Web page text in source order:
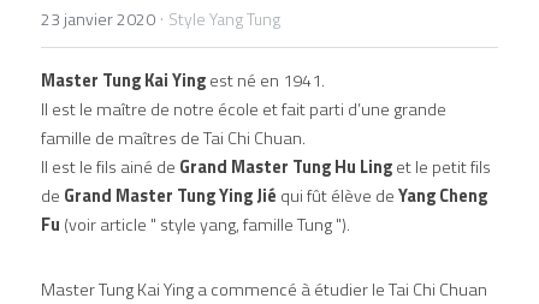
23 janvier 2020 · Style Yang Tung
Master Tung Kai Ying est né en 1941.
Il est le maître de notre école et fait parti d’une grande
famille de maîtres de Tai Chi Chuan.
Il est le fils ainé de Grand Master Tung Hu Ling et le petit fils
de Grand Master Tung Ying Jié qui fût élève de Yang Cheng
Fu (voir article " style yang, famille Tung ").
Master Tung Kai Ying a commencé à étudier le Tai Chi Chuan